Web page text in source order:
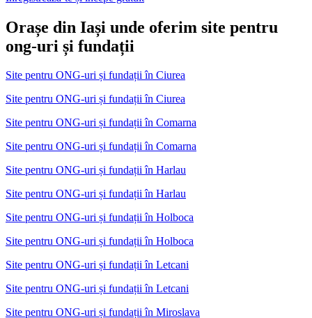
Orașe din Iași unde oferim site pentru
ong-uri și fundații
Site pentru ONG-uri și fundațiiîn Ciurea
Site pentru ONG-uri și fundații în Ciurea
Site pentru ONG-uri și fundațiiîn Comarna
Site pentru ONG-uri și fundații în Comarna
Site pentru ONG-uri și fundațiiîn Harlau
Site pentru ONG-uri și fundații în Harlau
Site pentru ONG-uri și fundațiiîn Holboca
Site pentru ONG-uri și fundații în Holboca
Site pentru ONG-uri și fundațiiîn Letcani
Site pentru ONG-uri și fundații în Letcani
Site pentru ONG-uri și fundațiiîn Miroslava